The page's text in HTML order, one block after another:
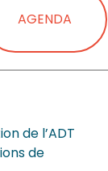
AGENDA
de l’ADT
de